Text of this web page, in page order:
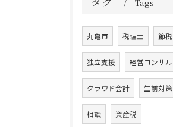
Tags
丸亀市 税理士 節税
独立支援 経営コンサル
クラウド会計 生前対策
相談 資産税